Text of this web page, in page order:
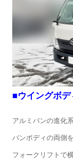
■ウイングボデ
アルミバンの進化
バンボディの両側
フォークリフトで